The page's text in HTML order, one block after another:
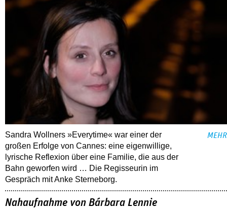
Sandra Wollners »Everytime« war einer der
großen Erfolge von Cannes: eine eigenwillige,
lyrische Reflexion über eine ­Familie, die aus der
Bahn geworfen wird … Die Regisseurin im
Gespräch mit Anke Sterneborg.
MEHR
Nahaufnahme von Bárbara Lennie